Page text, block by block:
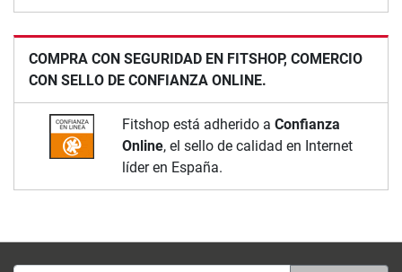
COMPRA CON SEGURIDAD EN FITSHOP, COMERCIO
CON SELLO DE CONFIANZA ONLINE.
Fitshop está adherido a Confianza
Online, el sello de calidad en Internet
líder en España.